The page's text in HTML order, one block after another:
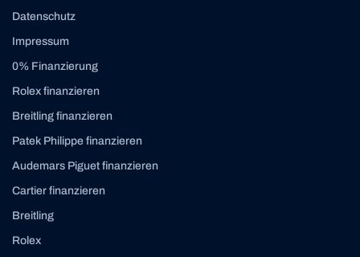
Datenschutz
Impressum
0% Finanzierung
Rolex finanzieren
Breitling finanzieren
Patek Philippe finanzieren
Audemars Piguet finanzieren
Cartier finanzieren
Breitling
Rolex